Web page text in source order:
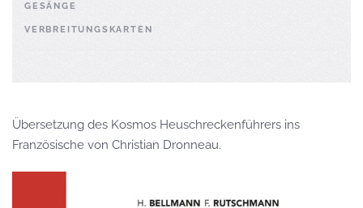
GESÄNGE
VERBREITUNGSKARTEN
Übersetzung des Kosmos Heuschreckenführers ins
Französische von Christian Dronneau.